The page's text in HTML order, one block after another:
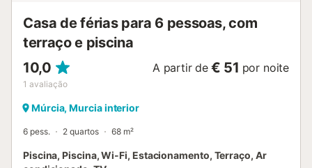
Casa de férias para 6 pessoas, com
terraço e piscina
10,0
1 avaliação
A partir de € 51 por noite
Múrcia, Murcia interior
6 pess. 2 quartos 68 m²
Piscina, Piscina, Wi-Fi, Estacionamento, Terraço, Ar